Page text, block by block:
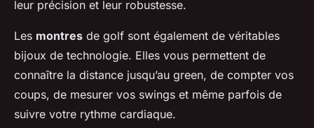
leur précision et leur robustesse.
Les montres de golf sont également de véritables
bijoux de technologie. Elles vous permettent de
connaître la distance jusqu’au green, de compter vos
coups, de mesurer vos swings et même parfois de
suivre votre rythme cardiaque.